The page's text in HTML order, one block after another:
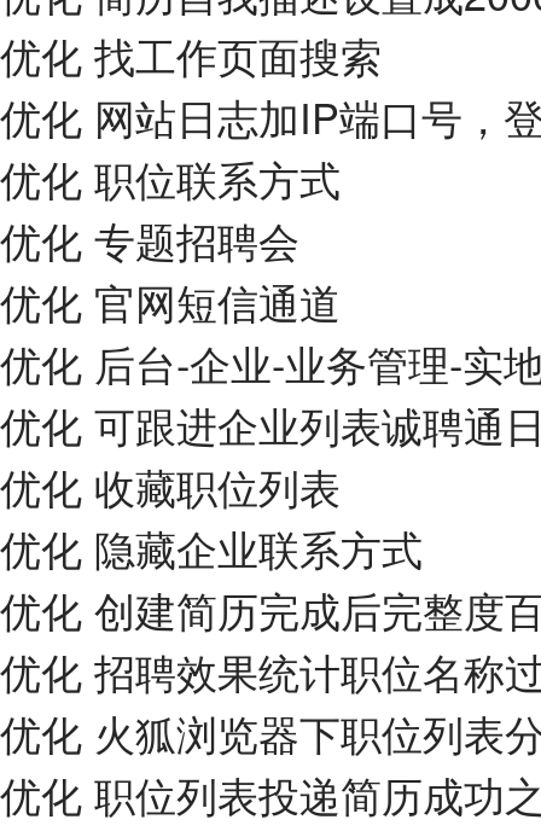
优化 找工作页面搜索
优化 网站日志加IP端口号，
优化 职位联系方式
优化 专题招聘会
优化 官网短信通道
优化 后台-企业-业务管理-实
优化 可跟进企业列表诚聘通
优化 收藏职位列表
优化 隐藏企业联系方式
优化 创建简历完成后完整度
优化 招聘效果统计职位名称
优化 火狐浏览器下职位列表
优化 职位列表投递简历成功